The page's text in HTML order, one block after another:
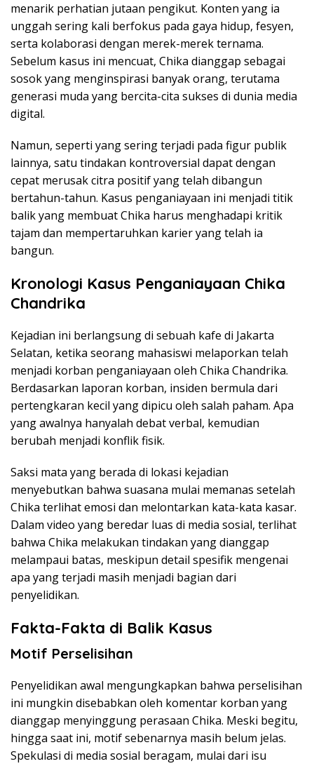
menarik perhatian jutaan pengikut. Konten yang ia
unggah sering kali berfokus pada gaya hidup, fesyen,
serta kolaborasi dengan merek-merek ternama.
Sebelum kasus ini mencuat, Chika dianggap sebagai
sosok yang menginspirasi banyak orang, terutama
generasi muda yang bercita-cita sukses di dunia media
digital.
Namun, seperti yang sering terjadi pada figur publik
lainnya, satu tindakan kontroversial dapat dengan
cepat merusak citra positif yang telah dibangun
bertahun-tahun. Kasus penganiayaan ini menjadi titik
balik yang membuat Chika harus menghadapi kritik
tajam dan mempertaruhkan karier yang telah ia
bangun.
Kronologi Kasus Penganiayaan Chika
Chandrika
Kejadian ini berlangsung di sebuah kafe di Jakarta
Selatan, ketika seorang mahasiswi melaporkan telah
menjadi korban penganiayaan oleh Chika Chandrika.
Berdasarkan laporan korban, insiden bermula dari
pertengkaran kecil yang dipicu oleh salah paham. Apa
yang awalnya hanyalah debat verbal, kemudian
berubah menjadi konflik fisik.
Saksi mata yang berada di lokasi kejadian
menyebutkan bahwa suasana mulai memanas setelah
Chika terlihat emosi dan melontarkan kata-kata kasar.
Dalam video yang beredar luas di media sosial, terlihat
bahwa Chika melakukan tindakan yang dianggap
melampaui batas, meskipun detail spesifik mengenai
apa yang terjadi masih menjadi bagian dari
penyelidikan.
Fakta-Fakta di Balik Kasus
Motif Perselisihan
Penyelidikan awal mengungkapkan bahwa perselisihan
ini mungkin disebabkan oleh komentar korban yang
dianggap menyinggung perasaan Chika. Meski begitu,
hingga saat ini, motif sebenarnya masih belum jelas.
Spekulasi di media sosial beragam, mulai dari isu